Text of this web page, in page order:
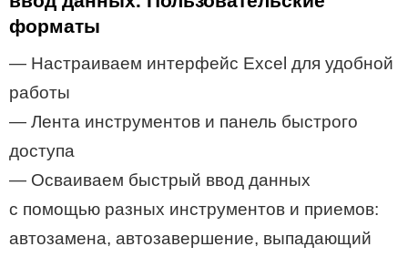
форматы
— Настраиваем интерфейс Excel для удобной
работы
— Лента инструментов и панель быстрого
доступа
— Осваиваем быстрый ввод данных
с помощью разных инструментов и приемов:
автозамена, автозавершение, выпадающий